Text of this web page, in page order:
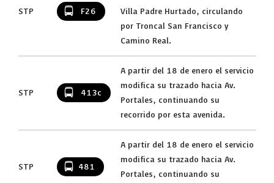
STP F26
Villa Padre Hurtado, circulando
por Troncal San Francisco y
Camino Real.
STP 413c
A partir del 18 de enero el servicio
modifica su trazado hacia Av.
Portales, continuando su
recorrido por esta avenida.
STP 481
A partir del 18 de enero el servicio
modifica su trazado hacia Av.
Portales, continuando su